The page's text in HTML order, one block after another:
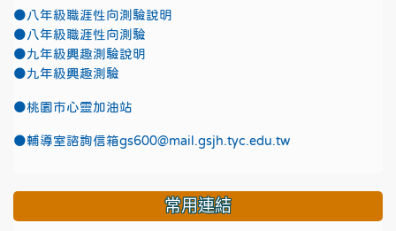
●八年級職涯性向測驗說明
●八年級職涯性向測驗
●九年級興趣測驗說明
●九年級興趣測驗
●桃園市心靈加油站
●輔導室諮詢信箱gs600@mail.gsjh.tyc.edu.tw
常用連結